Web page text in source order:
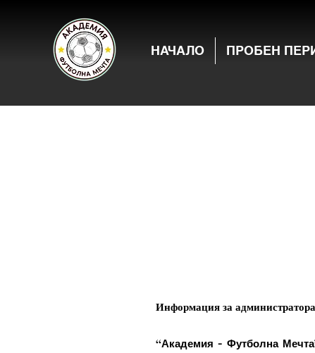
НАЧАЛО ПРОБЕН
Информация за
“Академия - ФутболнаМечта